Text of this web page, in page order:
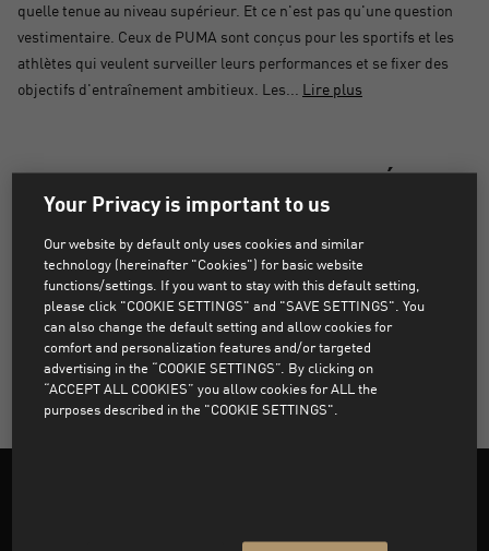
quelle tenue au niveau supérieur. Et ce n'est pas qu'une question
vestimentaire. Ceux de PUMA sont conçus pour les sportifs et les
athlètes qui veulent surveiller leurs performances et se fixer des
objectifs d'entraînement ambitieux. Les... Lire plus
AUCUN PRODUIT TROUVÉ
Désolé, les produits qui correspondent aux filtres
sélectionnés sont introuvables.
SUPPRIMER TOUS LES FILTRES
Your Privacy is important to us
Our website by default only uses cookies and similar
technology (hereinafter "Cookies") for basic website
functions/settings. If you want to stay with this default setting,
please click "COOKIE SETTINGS" and "SAVE SETTINGS". You
can also change the default setting and allow cookies for
comfort and personalization features and/or targeted
advertising in the “COOKIE SETTINGS”. By clicking on
“ACCEPT ALL COOKIES” you allow cookies for ALL the
purposes described in the "COOKIE SETTINGS".